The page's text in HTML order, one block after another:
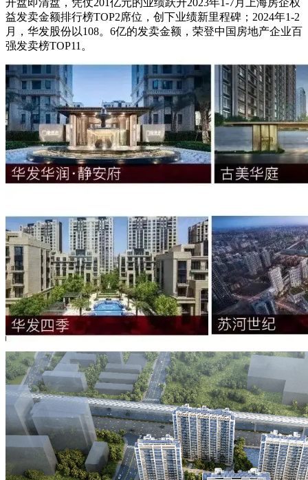
益发卖金额排行榜TOP2席位，创下业绩新里程碑；2024年1-2
月，华发股份以108。6亿的发卖金额，荣登中国房地产企业百
强发卖榜TOP11。